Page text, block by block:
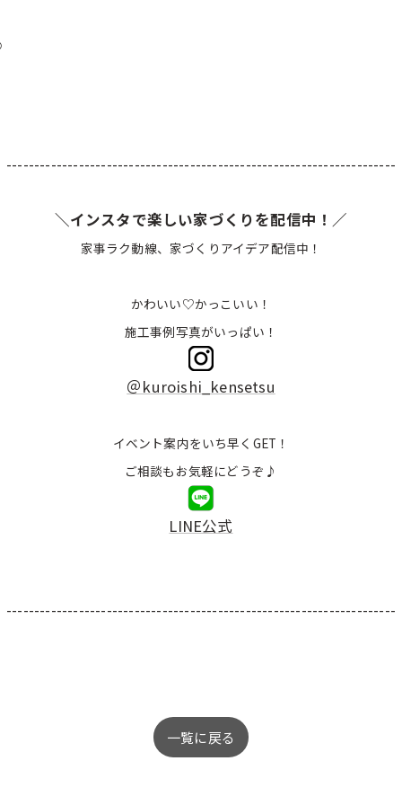
----------------------------------------------------------------------
＼インスタで楽しい家づくりを配信中！／
家事ラク動線、家づくりアイデア配信中！
かわいい♡かっこいい！
施工事例写真がいっぱい！
＠kuroishi_kensetsu
イベント案内をいち早くGET！
ご相談もお気軽にどうぞ♪
LINE公式
----------------------------------------------------------------------
一覧に戻る